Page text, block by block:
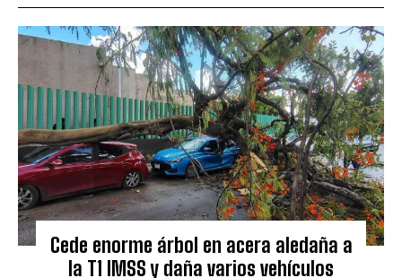
Cede enorme árbol en acera aledaña a
la T1 IMSS y daña varios vehículos